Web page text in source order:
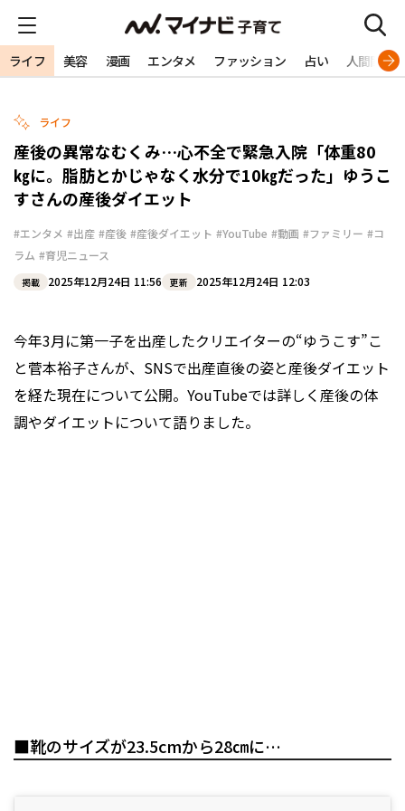
ライフ 美容 漫画 エンタメ ファッション 占い 人間関係
ライフ
産後の異常なむくみ…心不全で緊急入院「体重80
㎏に。脂肪とかじゃなく水分で10㎏だった」ゆうこ
すさんの産後ダイエット
#エンタメ #出産 #産後 #産後ダイエット #YouTube #動画 #ファミリー #コ
ラム #育児ニュース
掲載 2025年12月24日 11:56 更新 2025年12月24日 12:03
今年3月に第一子を出産したクリエイターの“ゆうこす”こ
と菅本裕子さんが、SNSで出産直後の姿と産後ダイエット
を経た現在について公開。YouTubeでは詳しく産後の体
調やダイエットについて語りました。
■靴のサイズが23.5cmから28㎝に…